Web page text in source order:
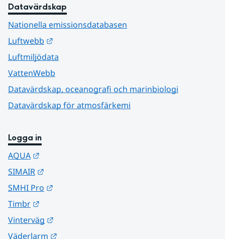
Datavärdskap
Nationella emissionsdatabasen
Luftwebb
Luftmiljödata
VattenWebb
Datavärdskap, oceanografi och marinbiologi
Datavärdskap för atmosfärkemi
Logga in
AQUA
SIMAIR
SMHI Pro
Timbr
Vinterväg
Väderlarm